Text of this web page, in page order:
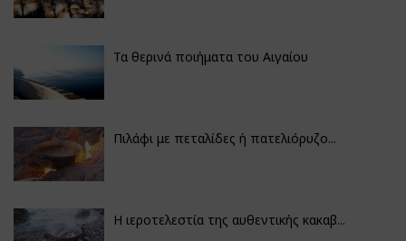
Τα θερινά ποιήματα του Αιγαίου
Πιλάφι με πεταλίδες ή πατελιόρυζο...
Η ιεροτελεστία της αυθεντικής κακαβ...